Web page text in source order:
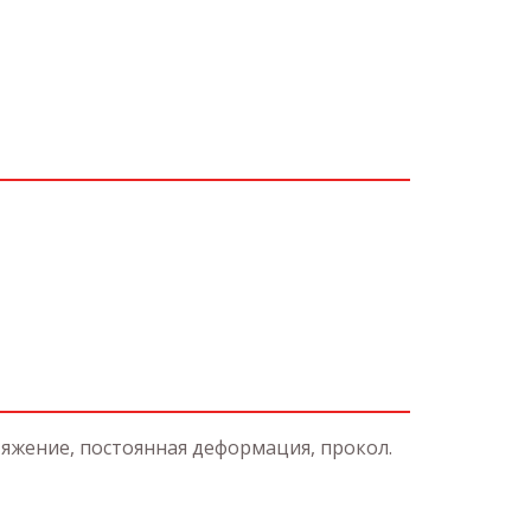
постоянная деформация, прокол.